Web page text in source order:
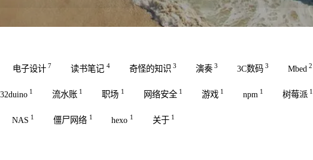
电子设计 7 读书笔记 4 奇怪的知识 3 演奏 3 3C数码 3 Mbed 2
1 流水账 1 职场 1 网络安全 1 游戏 1 npm 1 树莓派 1
NAS 1 僵尸网络 1 hexo 1 关于 1